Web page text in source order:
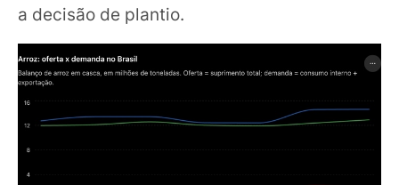
a decisão de plantio.